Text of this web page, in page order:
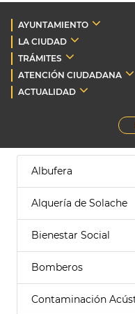
AYUNTAMIENTO
LA CIUDAD
TRÁMITES
ATENCIÓN CIUDADANA
ACTUALIDAD
Albufera
Alquería de Solache
Bienestar Social
Bomberos
Contaminación